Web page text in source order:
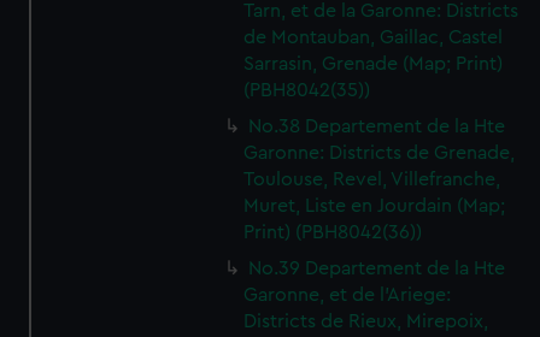
Tarn, et de la Garonne: Districts
de Montauban, Gaillac, Castel
Sarrasin, Grenade (Map; Print)
(PBH8042(35))
No.38 Departement de la Hte
Garonne: Districts de Grenade,
Toulouse, Revel, Villefranche,
Muret, Liste en Jourdain (Map;
Print) (PBH8042(36))
No.39 Departement de la Hte
Garonne, et de l'Ariege:
Districts de Rieux, Mirepoix,